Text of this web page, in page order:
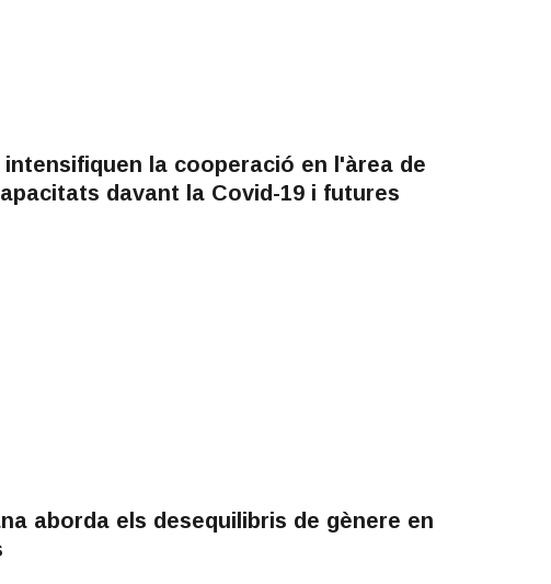
la cooperació en l'àrea de
davant la Covid-19 i futures
aborda els desequilibris de gènere en